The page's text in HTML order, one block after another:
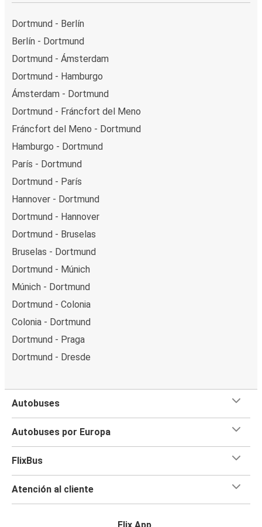
Dortmund - Berlín
Berlín - Dortmund
Dortmund - Ámsterdam
Dortmund - Hamburgo
Ámsterdam - Dortmund
Dortmund - Fráncfort del Meno
Fráncfort del Meno - Dortmund
Hamburgo - Dortmund
París - Dortmund
Dortmund - París
Hannover - Dortmund
Dortmund - Hannover
Dortmund - Bruselas
Bruselas - Dortmund
Dortmund - Múnich
Múnich - Dortmund
Dortmund - Colonia
Colonia - Dortmund
Dortmund - Praga
Dortmund - Dresde
Autobuses
Autobuses por Europa
FlixBus
Atención al cliente
Flix App